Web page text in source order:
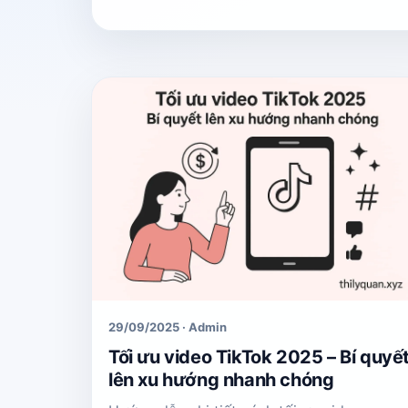
29/09/2025 · Admin
Tối ưu video TikTok 2025 – Bí
lên xu hướng nhanh chóng